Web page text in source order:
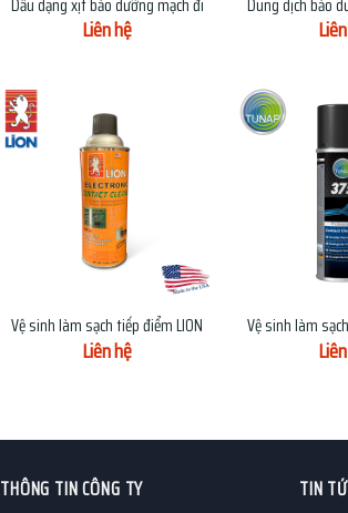
Liên hệ
Vệ sinh làm sạch tiếp điểm LION CC-735
Liên hệ
Vệ sinh làm
THÔNG TIN CÔNG TY TIN